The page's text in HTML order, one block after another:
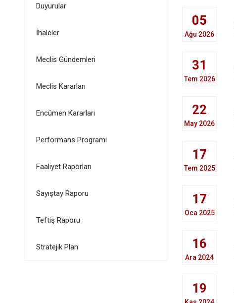
Duyurular
İhaleler
Meclis Gündemleri
Meclis Kararları
Encümen Kararları
Performans Programı
Faaliyet Raporları
Sayıştay Raporu
Teftiş Raporu
Stratejik Plan
05
Ağu 2026
31
Tem 2026
22
May 2026
17
Tem 2025
17
Oca 2025
16
Ara 2024
19